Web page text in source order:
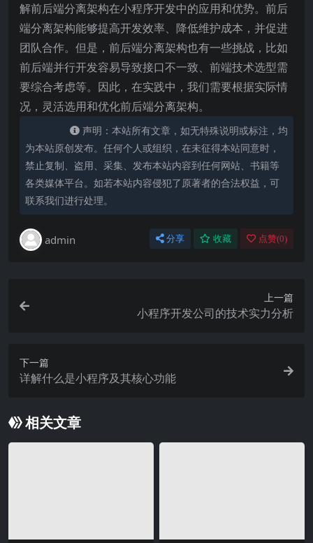
解前后端分离架构在小程序开发中的应用和优势。前后
端分离架构能够提高开发效率、降低维护成本，并促进
团队合作。但是，前后端分离架构也有一些挑战，比如
前后端并行开发容易导致接口不一致、前端技术选型需
要综合考虑等。因此，在实践中，我们需要根据实际情
况，灵活选用和优化前后端分离架构。
声明：本站所有文章，如无特殊说明或标注，均
为本站原创发布。任何个人或组织，在未征得本站同意时，
禁止复制、盗用、采集、发布本站内容到任何网站、书籍等
各类媒体平台。如若本站内容侵犯了原著者的合法权益，可
联系我们进行处理。
admin 分享 收藏 点赞(0)
上一篇
小程序开发公司的技术实力分析
下一篇
详解什么是小程序及其核心功能
相关文章